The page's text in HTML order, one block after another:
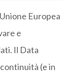
Europea
e
Il Data
(e in